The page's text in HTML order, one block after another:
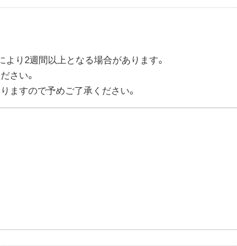
より2週間以上となる場合があります。
さい。
ますので予めご了承ください。